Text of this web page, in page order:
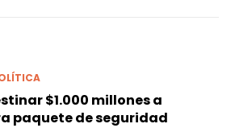
$1.000 millones a
paquete de seguridad